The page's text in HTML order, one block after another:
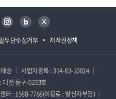
무단수집거부 저작권정책
인스타그램 블로그 트위터
승
사업자등록 : 314-82-10024
대전 동구-0233호
터 : 1588-7788(이용료 : 발신자부담)